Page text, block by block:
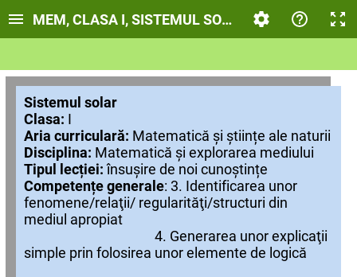
MEM, CLASA I, SISTEMUL SOLAR
Sistemul solar
Clasa: I
Aria curriculară: Matematică și științe ale naturii
Disciplina: Matematică și explorarea mediului
Tipul lecției:însușire de noi cunoștințe
Competențe generale: 3. Identificarea unor
fenomene/relaţii/ regularităţi/structuri din
mediul apropiat
4. Generarea unor explicaţii
simple prin folosirea unor elemente de logică